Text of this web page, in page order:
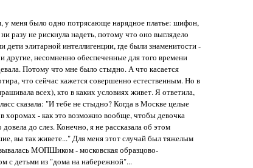
у меня было одно потрясающе нарядное платье: шифон,
разу не рискнула надеть, потому что оно выглядело
элитарной интеллигенции, где были знаменитости -
несомненно обеспеченные для того времени
Потому что мне было стыдно. А что касается
что сейчас кажется совершенно естественным. Но в
всех), кто в каких условиях живет. Я ответила,
сказала: "И тебе не стыдно? Когда в Москве целые
хоромах - как это возможно вообще, чтобы девочка
до слез. Конечно, я не рассказала об этом
вы так живете..." Для меня этот случай был тяжелым
МОПШиком - московская образцово-
с детьми из "дома на набережной"...